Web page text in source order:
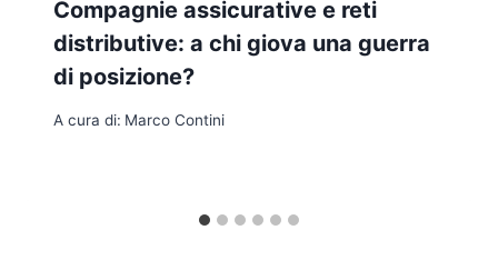
Compagnie assicurative e reti
distributive: a chi giova una guerra
di posizione?
A cura di: Marco Contini